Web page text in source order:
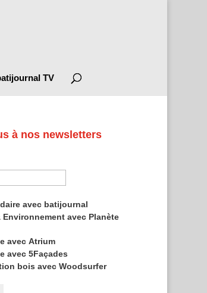
TV
à nos newsletters
avec batijournal
Environnement avec Planète
avec Atrium
avec 5Façades
bois avec Woodsurfer